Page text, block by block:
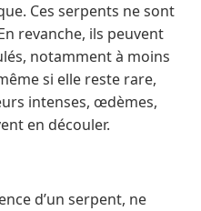
Ces serpents ne sont
revanche, ils peuvent
notamment à moins
si elle reste rare,
intenses, œdèmes,
en découler.
d’un serpent, ne